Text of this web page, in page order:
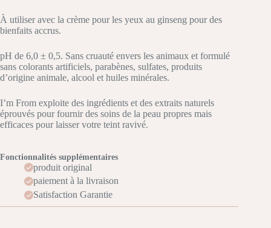
À utiliser avec la crème pour les yeux au ginseng pour des
bienfaits accrus.
pH de 6,0 ± 0,5. Sans cruauté envers les animaux et formulé
sans colorants artificiels, parabènes, sulfates, produits
d’origine animale, alcool et huiles minérales.
I’m From exploite des ingrédients et des extraits naturels
éprouvés pour fournir des soins de la peau propres mais
efficaces pour laisser votre teint ravivé.
Fonctionnalités supplémentaires
produit original
paiement à la livraison
Satisfaction Garantie